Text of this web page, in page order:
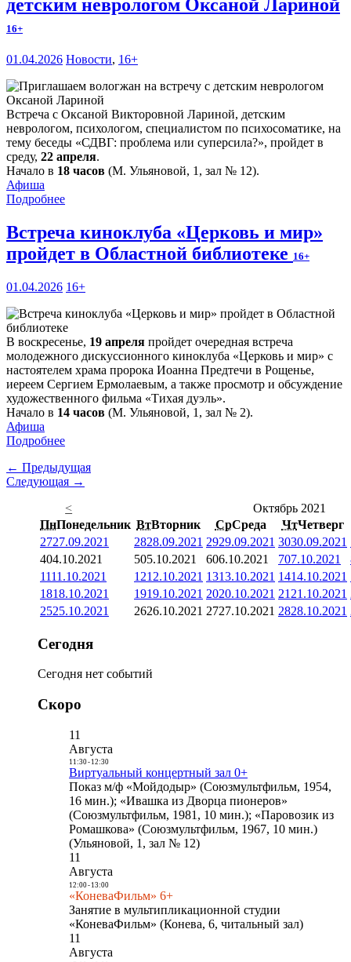
детским неврологом Оксаной Лариной
16+
01.04.2026 Новости, 16+
Встреча с Оксаной Викторовной Лариной, детским
неврологом, психологом, специалистом по психосоматике, на
тему беседы «СДВГ: проблема или суперсила?», пройдет в
среду, 22 апреля.
Начало в 18 часов (М. Ульяновой, 1, зал № 12).
Афиша
Подробнее
Встреча киноклуба «Церковь и мир»
пройдет в Областной библиотеке 16+
01.04.2026 16+
В воскресенье, 19 апреля пройдет очередная встреча
молодежного дискуссионного киноклуба «Церковь и мир» с
настоятелем храма пророка Иоанна Предтечи в Рощенье,
иереем Сергием Ермолаевым, а также просмотр и обсуждение
художественного фильма «Тихая дуэль».
Начало в 14 часов (М. Ульяновой, 1, зал № 2).
Афиша
Подробнее
← Предыдущая
Следующая →
<
Октябрь 2021
ПнПонедельник ВтВторник СрСреда ЧтЧетверг
2727.09.2021 2828.09.2021 2929.09.2021 3030.09.2021
404.10.2021 505.10.2021 606.10.2021 707.10.2021
1111.10.2021 1212.10.2021 1313.10.2021 1414.10.2021
1818.10.2021 1919.10.2021 2020.10.2021 21 21.10.2021
2525.10.2021 2626.10.2021 2727.10.2021 2828.10.2021
Сегодня
Сегодня нет событий
Скоро
11
Августа
11:30- 12:30
Виртуальный концертный зал 0+
Показ м/ф «Мойдодыр» (Союзмультфильм, 1954,
16 мин.); «Ивашка из Дворца пионеров»
(Союзмультфильм, 1981, 10 мин.); «Паровозик из
Ромашкова» (Союзмультфильм, 1967, 10 мин.)
(Ульяновой, 1, зал № 12)
11
Августа
12:00- 13:00
«КоневаФильм» 6+
Занятие в мультипликационной студии
«КоневаФильм» (Конева, 6, читальный зал)
11
Августа